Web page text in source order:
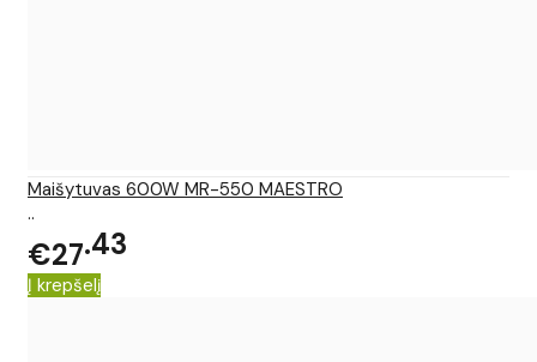
Maišytuvas 600W MR-550 MAESTRO
..
€27 43
Į krepšelį